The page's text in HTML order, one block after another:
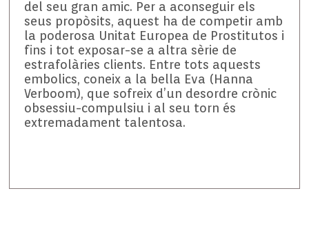
del seu gran amic. Per a aconseguir els
seus propòsits, aquest ha de competir amb
la poderosa Unitat Europea de Prostitutos i
fins i tot exposar-se a altra sèrie de
estrafolàries clients. Entre tots aquests
embolics, coneix a la bella Eva (Hanna
Verboom), que sofreix d’un desordre crònic
obsessiu-compulsiu i al seu torn és
extremadament talentosa.